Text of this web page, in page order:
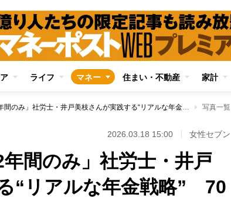
ライフ マネー 住まい・不動産 家計
「厚生年金加入は2年間のみ」社労士・井戸美枝さんが実践する“リアルな年金戦略” 70才まで働いてその分国民年金を繰り下げ、夫の遺族年金も想定して老後に備える 写真一覧
2026.03.18 15:00 女性セブン
年間のみ」社労士・井戸
“リアルな年金戦略” 70